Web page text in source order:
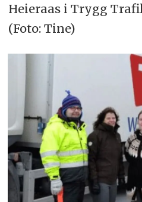
Heieraas i Trygg
(Foto: Tine)